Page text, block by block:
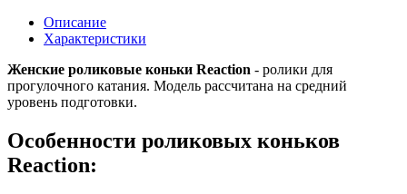
Описание
Характеристики
Женские роликовые коньки Reaction - ролики для
прогулочного катания. Модель рассчитана на средний
уровень подготовки.
Особенности роликовых коньков
Reaction: